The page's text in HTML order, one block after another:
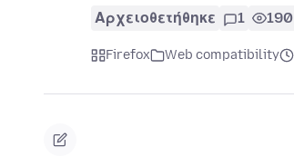
Αρχειοθετήθηκε 1 190
Firefox Web compatibility